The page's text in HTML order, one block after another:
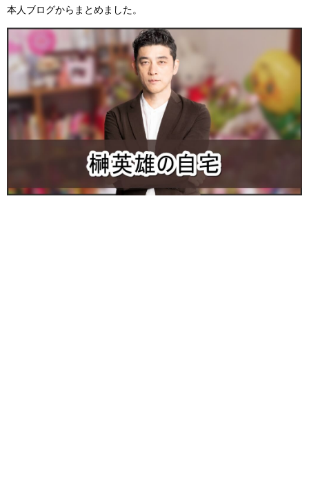
本人ブログからまとめました。